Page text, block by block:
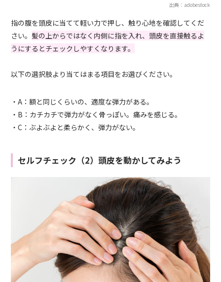
出典：adobestock
指の腹を頭皮に当てて軽い力で押し、触り心地を確認してくだ
さい。 髪の上からではなく内側に指を入れ、頭皮を直接触るよ
うにするとチェックしやすくなります。
以下の選択肢より当てはまる項目をお選びください。
・A：額と同じくらいの、適度な弾力がある。
・B：カチカチで弾力がなく骨っぽい。痛みを感じる。
・C：ぶよぶよと柔らかく、弾力がない。
セルフチェック（2）頭皮を動かしてみよう